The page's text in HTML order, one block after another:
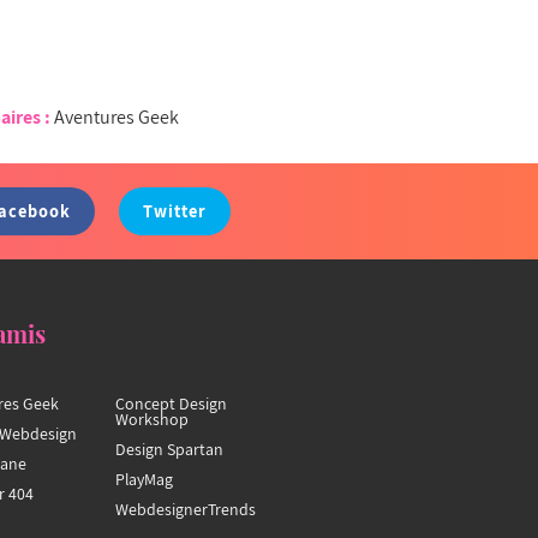
:Aventures Geek
Twitter
Geek
404
Concept Design
Workshop
Design Spartan
PlayMag
WebdesignerTrends